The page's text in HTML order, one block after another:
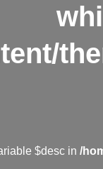
$desc in /